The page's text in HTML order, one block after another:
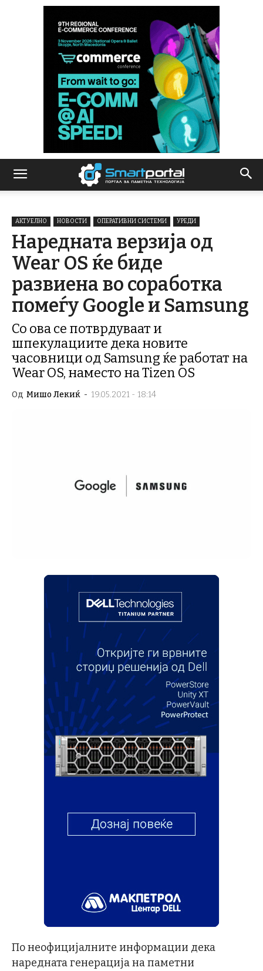
АКТУЕЛНО НОВОСТИ ОПЕРАТИВНИ СИСТЕМИ УРЕДИ
Наредната верзија од
Wear OS ќе биде
развиена во соработка
помеѓу Google и Samsung
Со ова се потврдуваат и
шпекулациите дека новите
часовници од Samsung ќе работат на
Wear OS, наместо на Tizen OS
Од Мишо Лекиќ - 19.05.2021 - 18:14
По неофицијалните информации дека
наредната генерација на паметни